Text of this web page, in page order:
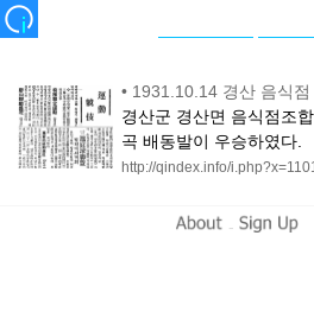
• 1931.10.14 경산 음식점
경산군 경산면 음식점조
곡 배동발이 우승하였다.
http://qindex.info/
-